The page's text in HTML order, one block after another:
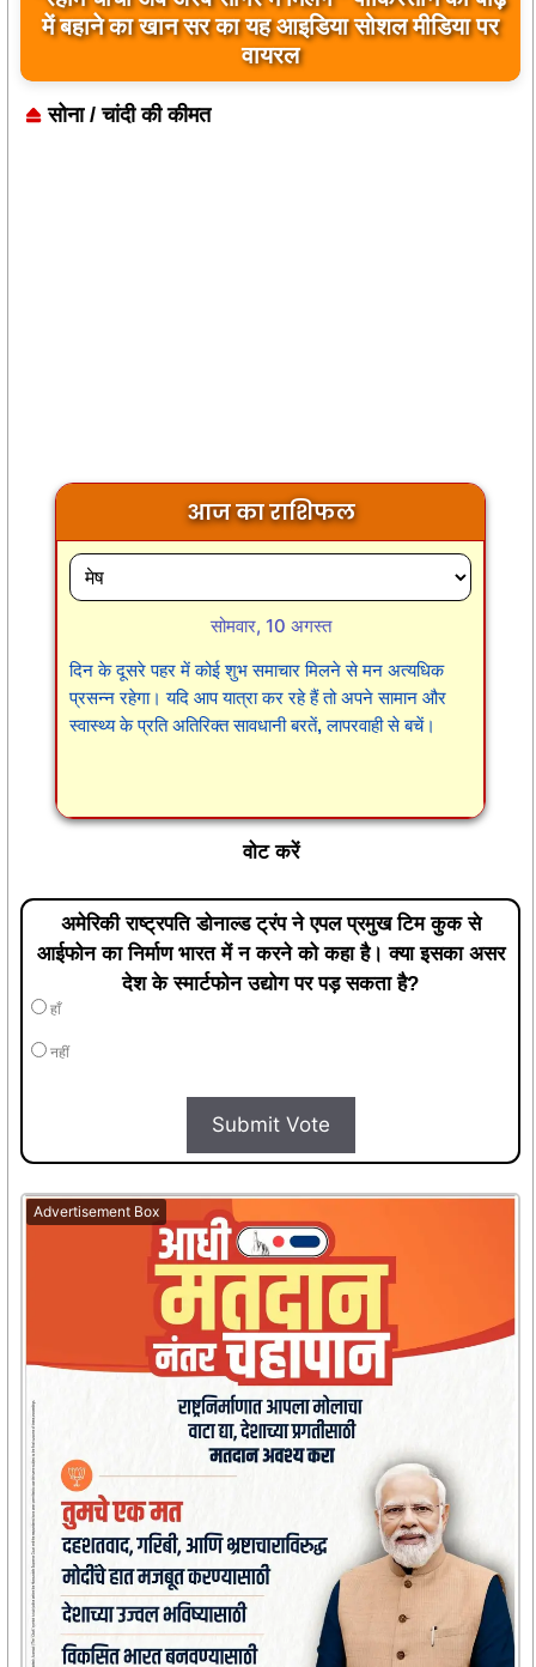
बिलावल भुट्टो द्वारा सिंधु नदी और भारत को लेकर दिए गए
बयान पर भारत के केंद्रीय मंत्रियों की कड़ी प्रतिक्रिया
सोना / चांदी की कीमत
आज का राशिफल
सोमवार, 10 अगस्त
दिन के दूसरे पहर में कोई शुभ समाचार मिलने से मन अत्यधिक
प्रसन्न रहेगा। यदि आप यात्रा कर रहे हैं तो अपने सामान और
स्वास्थ्य के प्रति अतिरिक्त सावधानी बरतें, लापरवाही से बचें।
वोट करें
अमेरिकी राष्ट्रपति डोनाल्ड ट्रंप ने एपल प्रमुख टिम कुक से
आईफोन का निर्माण भारत में न करने को कहा है। क्या इसका असर
देश के स्मार्टफोन उद्योग पर पड़ सकता है?
हाँ
नहीं
Submit Vote
Advertisement Box